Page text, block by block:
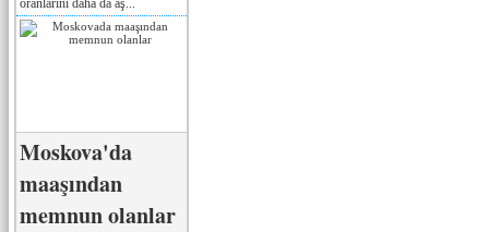
Moskova'da
maaşından
memnun olanlar